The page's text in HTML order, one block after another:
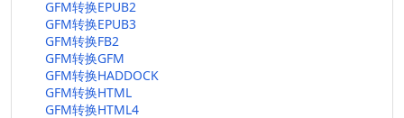
GFM转换EPUB2
GFM转换EPUB3
GFM转换FB2
GFM转换GFM
GFM转换HADDOCK
GFM转换HTML
GFM转换HTML4